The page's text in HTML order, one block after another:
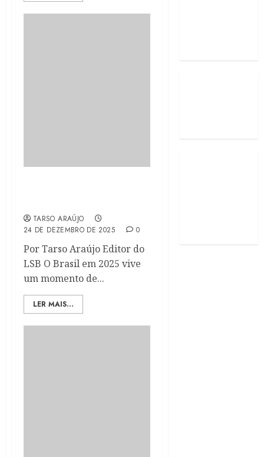
TARSO ARAÚJO
24 DE DEZEMBRO DE 2025
0
Por Tarso Araújo Editor do
LSB O Brasil em 2025 vive
um momento de...
LER MAIS...